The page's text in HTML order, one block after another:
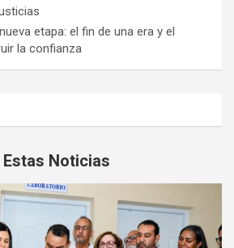
etapa: el fin de una era y el
la confianza
Estas Noticias